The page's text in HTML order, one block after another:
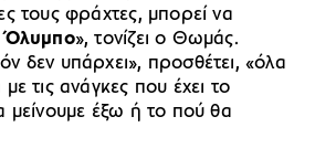
τους φράχτες, μπορεί να
Όλυμπο», τονίζει ο Θωμάς.
δεν υπάρχει», προσθέτει, «όλα
τις ανάγκες που έχει το
μείνουμε έξω ή το πού θα